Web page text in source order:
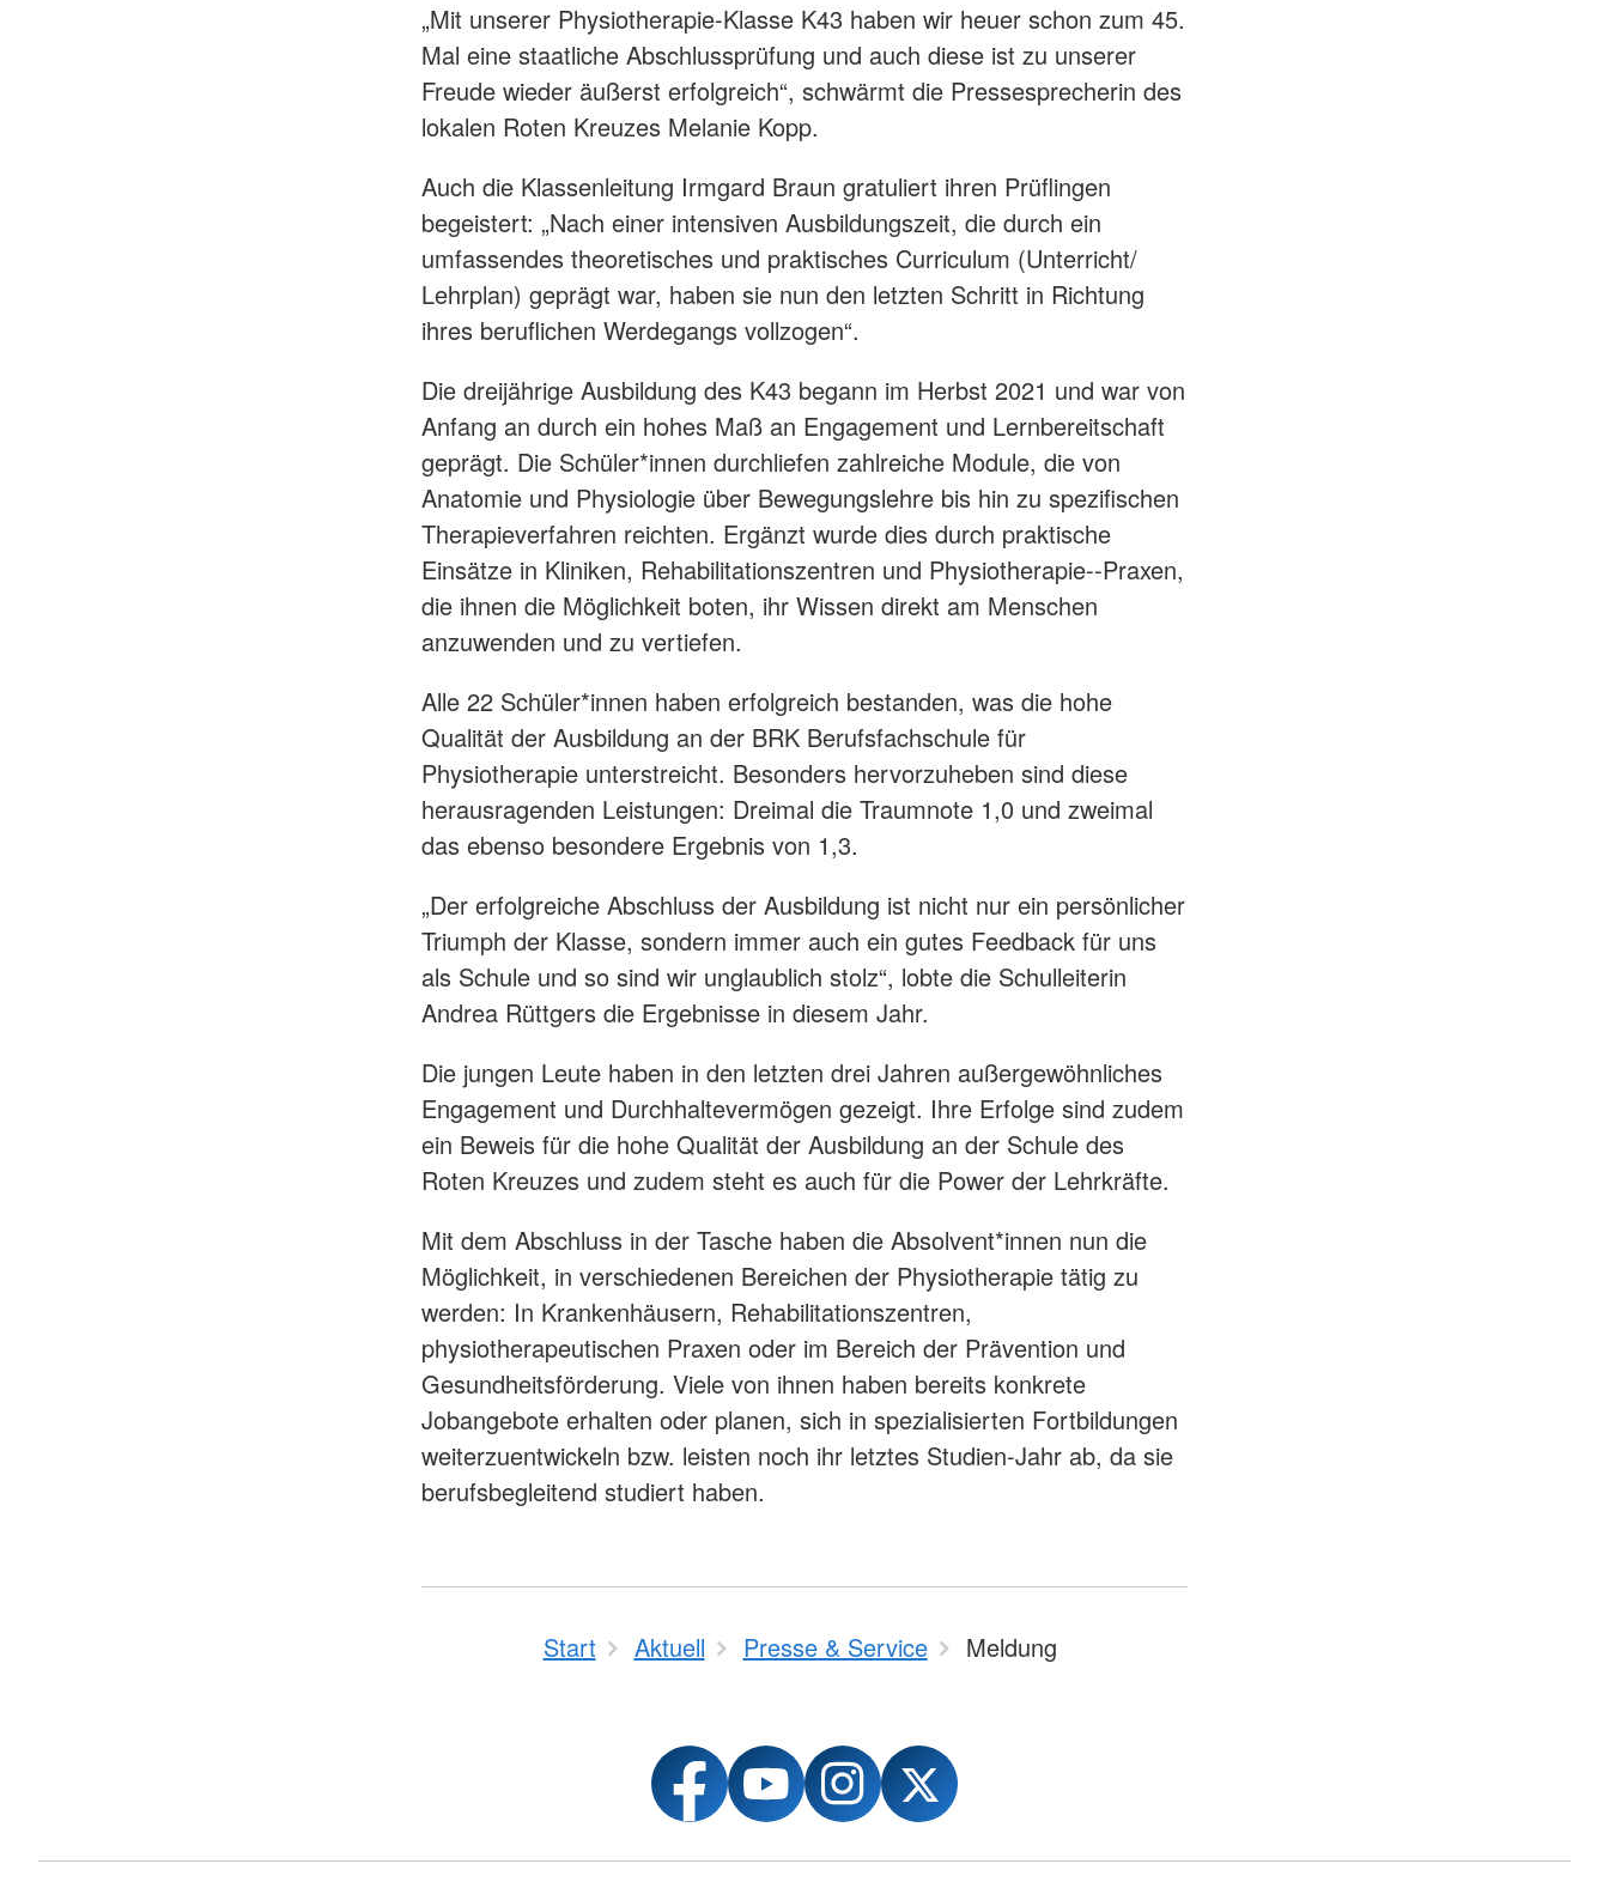
„Mit unserer Physiotherapie-Klasse K43 haben wir heuer schon zum 45.
Mal eine staatliche Abschlussprüfung und auch diese ist zu unserer
Freude wieder äußerst erfolgreich“, schwärmt die Pressesprecherin des
lokalen Roten Kreuzes Melanie Kopp.
Auch die Klassenleitung Irmgard Braun gratuliert ihren Prüflingen
begeistert: „Nach einer intensiven Ausbildungszeit, die durch ein
umfassendes theoretisches und praktisches Curriculum (Unterricht/
Lehrplan) geprägt war, haben sie nun den letzten Schritt in Richtung
ihres beruflichen Werdegangs vollzogen“.
Die dreijährige Ausbildung des K43 begann im Herbst 2021 und war von
Anfang an durch ein hohes Maß an Engagement und Lernbereitschaft
geprägt. Die Schüler*innen durchliefen zahlreiche Module, die von
Anatomie und Physiologie über Bewegungslehre bis hin zu spezifischen
Therapieverfahren reichten. Ergänzt wurde dies durch praktische
Einsätze in Kliniken, Rehabilitationszentren und Physiotherapie--Praxen,
die ihnen die Möglichkeit boten, ihr Wissen direkt am Menschen
anzuwenden und zu vertiefen.
Alle 22 Schüler*innen haben erfolgreich bestanden, was die hohe
Qualität der Ausbildung an der BRK Berufsfachschule für
Physiotherapie unterstreicht. Besonders hervorzuheben sind diese
herausragenden Leistungen: Dreimal die Traumnote 1,0 und zweimal
das ebenso besondere Ergebnis von 1,3.
„Der erfolgreiche Abschluss der Ausbildung ist nicht nur ein persönlicher
Triumph der Klasse, sondern immer auch ein gutes Feedback für uns
als Schule und so sind wir unglaublich stolz“, lobte die Schulleiterin
Andrea Rüttgers die Ergebnisse in diesem Jahr.
Die jungen Leute haben in den letzten drei Jahren außergewöhnliches
Engagement und Durchhaltevermögen gezeigt. Ihre Erfolge sind zudem
ein Beweis für die hohe Qualität der Ausbildung an der Schule des
Roten Kreuzes und zudem steht es auch für die Power der Lehrkräfte.
Mit dem Abschluss in der Tasche haben die Absolvent*innen nun die
Möglichkeit, in verschiedenen Bereichen der Physiotherapie tätig zu
werden: In Krankenhäusern, Rehabilitationszentren,
physiotherapeutischen Praxen oder im Bereich der Prävention und
Gesundheitsförderung. Viele von ihnen haben bereits konkrete
Jobangebote erhalten oder planen, sich in spezialisierten Fortbildungen
weiterzuentwickeln bzw. leisten noch ihr letztes Studien-Jahr ab, da sie
berufsbegleitend studiert haben.
Start Aktuell Presse & Service Meldung